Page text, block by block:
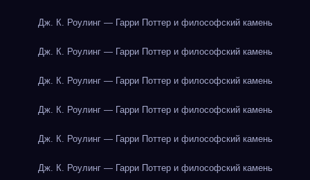
Дж. К. Роулинг — Гарри Поттер и философский камень
Дж. К. Роулинг — Гарри Поттер и философский камень
Дж. К. Роулинг — Гарри Поттер и философский камень
Дж. К. Роулинг — Гарри Поттер и философский камень
Дж. К. Роулинг — Гарри Поттер и философский камень
Дж. К. Роулинг — Гарри Поттер и философский камень